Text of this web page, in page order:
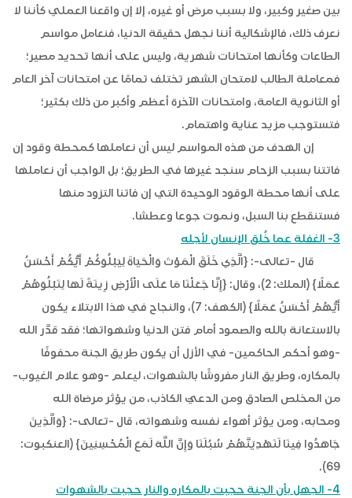
بين صغير وكبير، ولا بسبب مرض أو غيره، إلا إن واقعنا العملي كأننا لا
نعرف ذلك، فالإشكالية أننا نجهل حقيقة الدنيا، فنعامل مواسم
الطاعات وكأنها امتحانات شهرية، وليس على أنها تحديد مصير؛
فمعاملة الطالب لامتحان الشهر تختلف تمامًا عن امتحانات آخر العام
أو الثانوية العامة، وامتحانات الآخرة أعظم وأكبر من ذلك بكثير؛
فتستوجب مزيد عناية واهتمام.
إن الهدف من هذه المواسم ليس أن نعاملها كمحطة وقود إن
فاتتنا بسبب الزحام سنجد غيرها في الطريق؛ بل الواجب أن نعاملها
على أنها محطة الوقود الوحيدة التي إن فاتنا التزود منها
فستنقطع بنا السبل، ونموت جوعا وعطشا.
3- الغفلة عما خُلق الإنسان لأجله
قال -تعالى-: {الَّذِي خَلَقَ الْمَوْتَ وَالْحَيَاةَ لِيَبْلُوَكُمْ أَيُّكُمْ أَحْسَنُ
عَمَلًا} (الملك: 2)، وقال: {إِنَّا جَعَلْنَا مَا عَلَى الْأَرْضِ زِينَةً لَهَا لِنَبْلُوَهُمْ
أَيُّهُمْ أَحْسَنُ عَمَلًا} (الكهف: 7)، والنجاح في هذا الابتلاء يكون
بالاستعانة بالله والصمود أمام فتن الدنيا وشهواتها؛ فقد قدَّر الله
-وهو أحكم الحاكمين- في الأزل أن يكون طريق الجنة محفوفًا
بالمكاره، وطريق النار مفروشًا بالشهوات، ليعلم -وهو علام الغيوب-
من المخلص الصادق ومن الدعيّ الكاذب، من يؤثر مرضاة الله
ومحابه، ومن يؤثر أهواء نفسه وشهواته، قال -تعالى-: {وَالَّذِينَ
جَاهَدُوا فِينَا لَنَهْدِيَنَّهُمْ سُبُلَنَا وَإِنَّ اللَّهَ لَمَعَ الْمُحْسِنِينَ} (العنكبوت:
69).
4- الجهل بأن الجنة حجبت بالمكاره والنار حجبت بالشهوات